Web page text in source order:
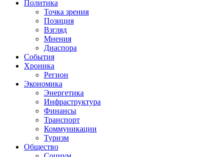
Политика
Точка зрения
Позиция
Взгляд
Мнения
Диаспора
События
Хроника
Регион
Экономика
Энергетика
Инфраструктура
Финансы
Транспорт
Коммуникации
Туризм
Общество